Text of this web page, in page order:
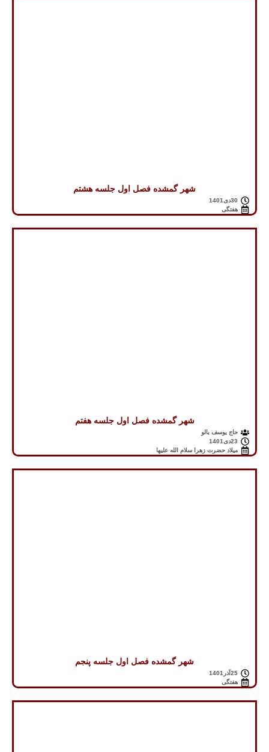
شهر گمشده فصل اول جلسه هشتم
30دی1401
هفتگی
شهر گمشده فصل اول جلسه هفتم
حاج یوسف بالو
23دی1401
میلاد حضرت زهرا سلام الله علیها
شهر گمشده فصل اول جلسه پنجم
25آذر1401
هفتگی